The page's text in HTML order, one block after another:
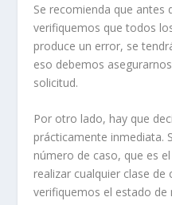
Se recomienda que antes
verifiquemos que todos
produce un error, se
eso debemos
solicitud.
Por otro lado, hay que
prácticamente inmediata.
número de caso, que es
realizar cualquier clase
verifiquemos el estado de